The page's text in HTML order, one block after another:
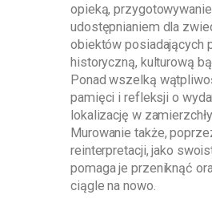
opieką,
udostępnianiem dla
obiektów posiadających
historyczną, kulturową
Ponad wszelką
pamięci i refleksji o
lokalizację w
Murowanie także,
reinterpretacji, jako
pomaga je przeniknąć
ciągle na nowo.